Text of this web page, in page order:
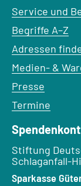
Service und
Begriffe A–Z
Adressen
Medien- &
Presse
Termine
Empfänger:
Stiftung
Schlaganfall-
Bank:
Sparkasse